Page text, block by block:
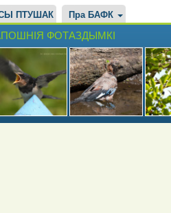
ПТУШАК Пра БАФК
ФОТАЗДЫМКІ